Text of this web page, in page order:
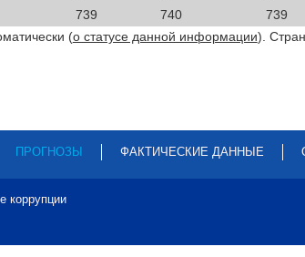
739 740 739
(о статусе данной информации).
ПРОГНОЗЫ ФАКТИЧЕСКИЕ ДАННЫЕ
коррупции